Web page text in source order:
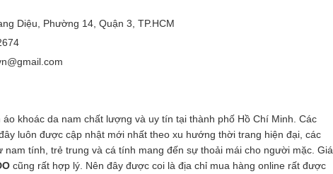
Diệu, Phường 14, Quận 3, TP.HCM
áo khoác da nam chất lượng và uy tín tại thành phố Hồ Chí Minh. Các
luôn được cập nhật mới nhất theo xu hướng thời trang hiện đại, các
nam tính, trẻ trung và cá tính mang đến sự thoải mái cho người mặc. Giá
cũng rất hợp lý. Nên đây được coi là địa chỉ mua hàng online rất được